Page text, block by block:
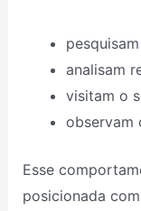
analisam
visitam o
observam
Esse
posicionada